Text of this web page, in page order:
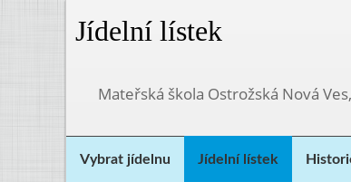
Jídelní lístek
Mateřská škola Ostrožská Nová
Vybrat jídelnu Jídelní lístek